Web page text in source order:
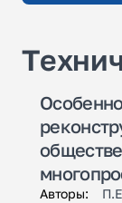
Авторы: